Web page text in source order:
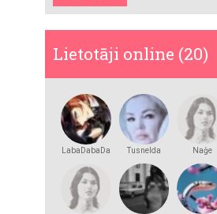
Lietotāji online (20)
LabaDabaDa Tusnelda Naģe